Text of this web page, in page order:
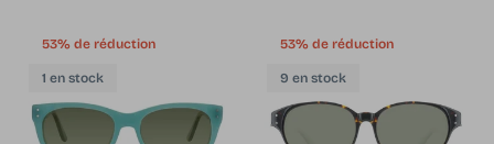
53% de réduction
1 en stock
53% de réduction
9 en stock